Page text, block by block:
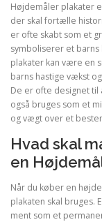
Højdemåler plakater
der skal fortælle
er ofte skabt som et
symboliserer et
plakater kan være en
barns hastige vækst
De er ofte designet
også bruges som et
og vægt over et
Hvad skal
en
Når du køber en
plakaten skal bruges.
ment som et